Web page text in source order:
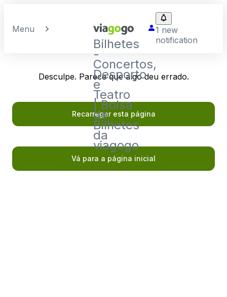
Menu
Bilhetes
-
Concertos,
Desporto
e
Teatro
| Bolsa
de
Bilhetes
da
viagogo
1 new
notification
Desculpe. Parece que algo deu errado.
Recarregar esta página
Vá para a página inicial